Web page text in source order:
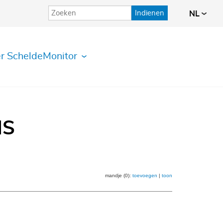
Indienen NL
ScheldeMonitor
mandje (0): toevoegen | toon